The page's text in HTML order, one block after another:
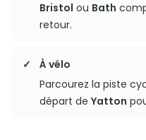
Bristol ou Bath
retour.
À vélo
Parcourez la piste
départ de Yatton